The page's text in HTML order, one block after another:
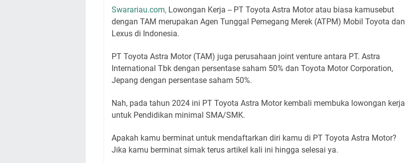
Swarariau.com, Lowongan Kerja -- PT Toyota Astra Motor atau biasa kamusebut
dengan TAM merupakan Agen Tunggal Pemegang Merek (ATPM) Mobil Toyota dan
Lexus di Indonesia.
PT Toyota Astra Motor (TAM) juga perusahaan joint venture antara PT. Astra
International Tbk dengan persentase saham 50% dan Toyota Motor Corporation,
Jepang dengan persentase saham 50%.
Nah, pada tahun 2024 ini PT Toyota Astra Motor kembali membuka lowongan kerja
untuk Pendidikan minimal SMA/SMK.
Apakah kamu berminat untuk mendaftarkan diri kamu di PT Toyota Astra Motor?
Jika kamu berminat simak terus artikel kali ini hingga selesai ya.